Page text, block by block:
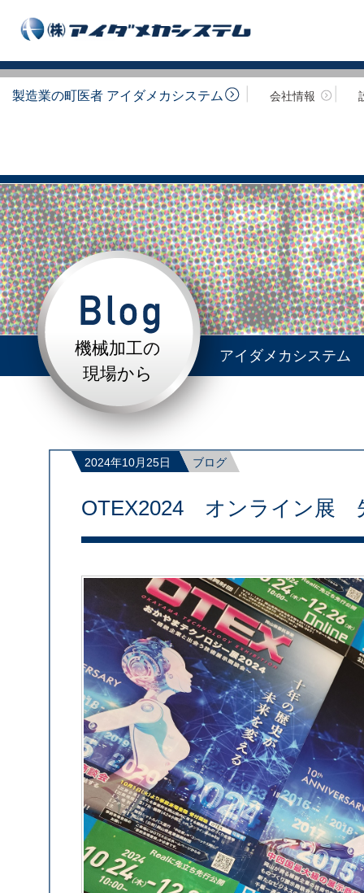
製造業の町医者 アイダメカシステム 会社情報
機械加工の
現場から
アイダメカシステム
2024年10月25日 ブログ
OTEX2024 オンライン展